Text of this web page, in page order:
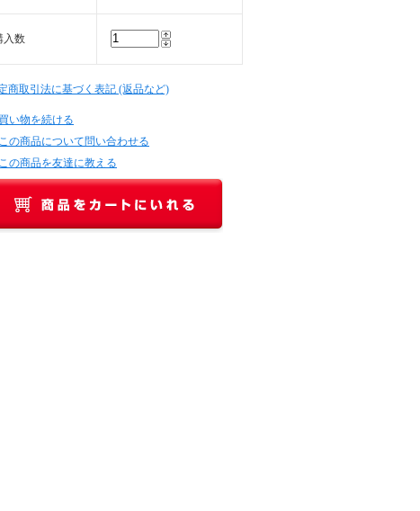
入数
商取引法に基づく表記 (返品など)
買い物を続ける
この商品について問い合わせる
この商品を友達に教える